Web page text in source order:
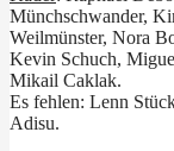
Münchschwander,
Weilmünster, Nora
Kevin Schuch,
Mikail Caklak.
Es fehlen: Lenn
Adisu.